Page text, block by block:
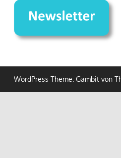
WordPress Theme: Gambit von